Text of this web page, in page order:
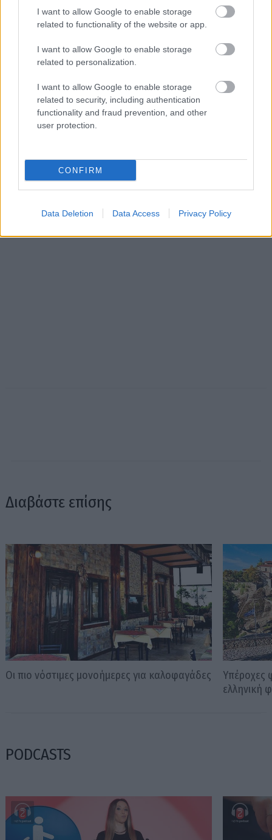
I want to allow Google to enable storage
related to functionality of the website or app.
I want to allow Google to enable storage
related to personalization.
I want to allow Google to enable storage
related to security, including authentication
functionality and fraud prevention, and other
user protection.
CONFIRM
Data Deletion Data Access Privacy Policy
Διαβάστε επίσης
Οι πιο νόστιμες μονοήμερες για καλοφαγάδες
Υπέροχες
ελληνική
PODCASTS